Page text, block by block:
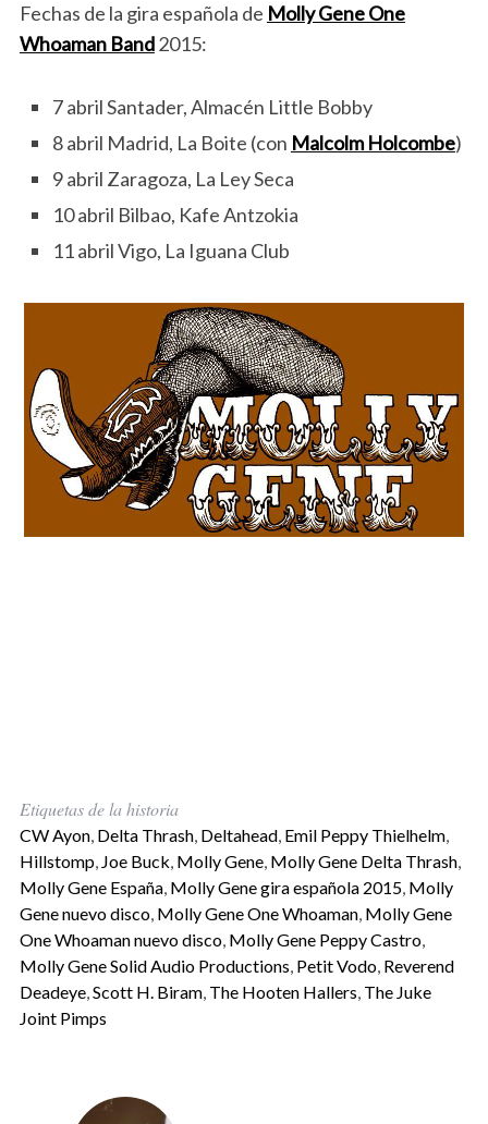
Fechas de la gira española de Molly Gene One
Whoaman Band2015:
7 abril Santader, Almacén Little Bobby
8 abril Madrid, La Boite (con Malcolm Holcombe)
9 abril Zaragoza, La Ley Seca
10 abril Bilbao, Kafe Antzokia
11 abril Vigo, La Iguana Club
Etiquetas de la historia
CW Ayon, Delta Thrash, Deltahead, Emil Peppy Thielhelm,
Hillstomp, Joe Buck Molly Gene, Molly Gene Delta Thrash,
Molly Gene España, Molly Gene gira española 2015, Molly
Gene nuevo disco, Molly Gene One Whoaman, Molly Gene
One Whoaman nuevo disco, Molly Gene Peppy Castro,
Molly Gene Solid Audio Productions Petit Vodo, Reverend
Deadeye, Scott H. Biram, The Hooten Hallers The Juke
Joint Pimps